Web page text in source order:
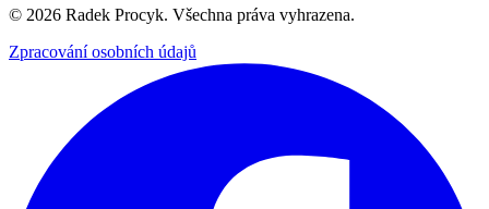
© 2026 Radek Procyk. Všechna práva vyhrazena.
Zpracování osobních údajů